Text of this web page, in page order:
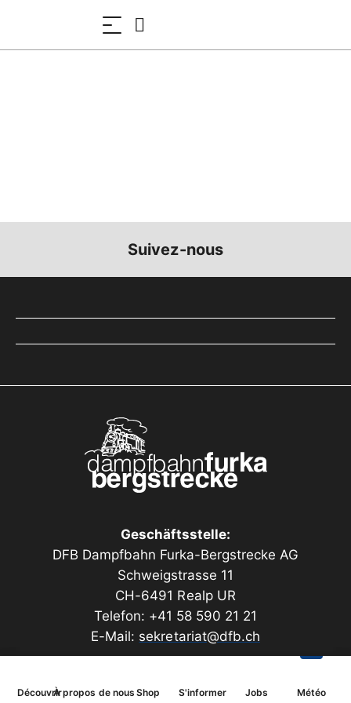
DécouvrirÀ propos de nous Shop S'informer Jobs Météo
Suivez-nous
Geschäftsstelle:
DFB Dampfbahn Furka-Bergstrecke AG
Schweigstrasse 11
CH-6491 Realp UR
Telefon: +41 58 590 21 21
E-Mail: sekretariat@dfb.ch